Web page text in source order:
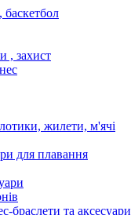
баскетбол
, захист
жилети, м'ячі
для плавання
браслети та аксесуари